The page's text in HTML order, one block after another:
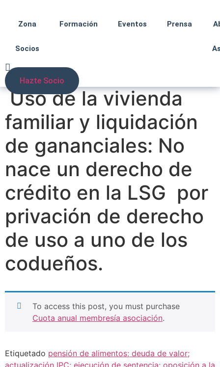
Zona
Socios
Formación Eventos Prensa
Hazte Socio
Uso de la vivienda
familiar y liquidación
de gananciales: No
nace un derecho de
crédito en la LSG por
privación de derecho
de uso a uno de los
codueños.
To access this post, you must purchase
Cuota anual membresía asociación.
Etiquetado pensión de alimentos; deuda de valor;
actualización IPC; ejecución de sentencia; oposición a la